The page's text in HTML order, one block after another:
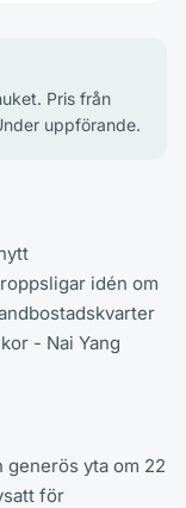
Pris från
uppförande.
idén om
- Nai Yang
generös yta om 22
för